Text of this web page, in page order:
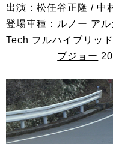
出演：松任谷正隆 / 中
登場車種： ルノー ア
Tech フルハイブリッ
プジョー